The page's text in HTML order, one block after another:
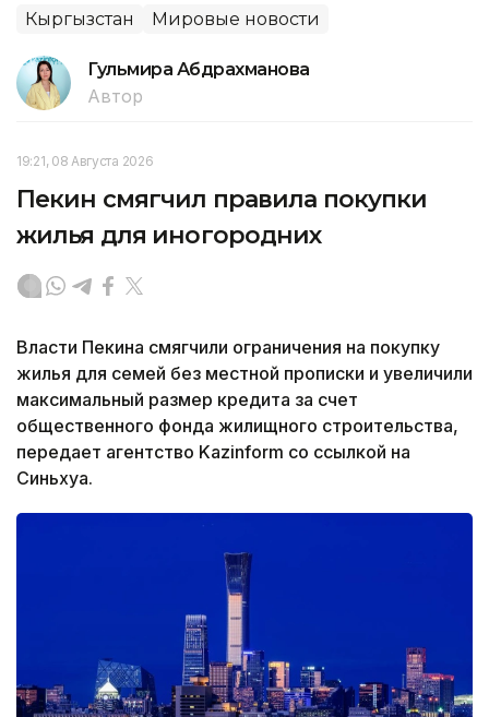
Кыргызстан Мировые новости
Гульмира Абдрахманова
Автор
19:21, 08 Августа 2026
Пекин смягчил правила покупки
жилья для иногородних
Власти Пекина смягчили ограничения на покупку
жилья для семей без местной прописки и увеличили
максимальный размер кредита за счет
общественного фонда жилищного строительства,
передает агентство Kazinform со ссылкой на
Синьхуа.